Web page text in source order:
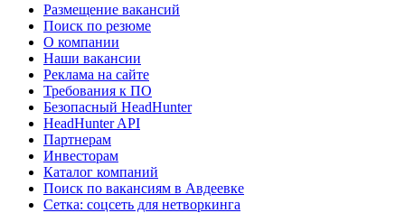
Размещение вакансий
Поиск по резюме
О компании
Наши вакансии
Реклама на сайте
Требования к ПО
Безопасный HeadHunter
HeadHunter API
Партнерам
Инвесторам
Каталог компаний
Поиск по вакансиям в Авдеевке
Сетка: соцсеть для нетворкинга